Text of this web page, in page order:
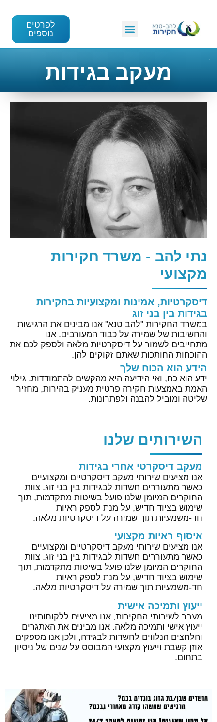
לפרטים
נוספים
מעקב בגידות
נתי להב - משרד חקירות
מקצועי
דיסקרטיות, אמינות ומקצועיות בחקירות
בגידות בין בני זוג
במשרד החקירות "להב טנא" אנו מבינים את הרגישות
והחשיבות של שמירה על כבוד המעורבים. אנו
מתחייבים לשמור על דיסקרטיות מלאה ולספק לכם את
ההוכחות החותכות שאתם זקוקים להן.
הידע הוא הכוח שלך
ידע הוא כח, ואי הידיעה היא מהקשים להתמודדות. גילוי
האמת באמצעות חקירה פרטית מעניק בהירות, מחזיר
שליטה ומוביל להבנה ולפתרונות.
השירותים שלנו​
מעקב דיסקרטי אחרי בגידות
אנו מציעים שירותי מעקב דיסקרטיים ומקצועיים
כאשר מתעוררים חשדות לבגידות בין בני זוג. צוות
החוקרים המיומן שלנו פועל בשיטות מתקדמות, תוך
שימוש בציוד חדיש, על מנת לספק ראיות
חד-משמעיות תוך שמירה על דיסקרטיות מלאה.
איסוף ראיות מקצועי
אנו מציעים שירותי מעקב דיסקרטיים ומקצועיים
כאשר מתעוררים חשדות לבגידות בין בני זוג. צוות
החוקרים המיומן שלנו פועל בשיטות מתקדמות, תוך
שימוש בציוד חדיש, על מנת לספק ראיות
חד-משמעיות תוך שמירה על דיסקרטיות מלאה.
ייעוץ ותמיכה אישית
מעבר לשירותי החקירות, אנו מציעים ללקוחותינו
ייעוץ אישי ותמיכה מלאה. אנו מבינים את האתגרים
והלחצים הנלווים לחשדות לבגידה, ולכן אנו מספקים
אוזן קשבת וייעוץ מקצועי המבוסס על שנים של ניסיון
בתחום.